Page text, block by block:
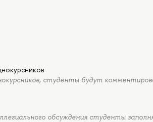
студенты будут
обсуждения студенты